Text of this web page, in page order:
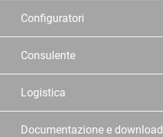
Configuratori
Consulente
Logistica
Documentazione e download